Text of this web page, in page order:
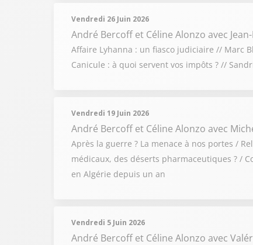
Vendredi 26 Juin 2026
André Bercoff et Céline Alonzo avec
Affaire Lyhanna : un fiasco judiciaire // Marc
Canicule : à quoi servent vos impôts ? //
Vendredi 19 Juin 2026
André Bercoff et Céline Alonzo avec
Après la guerre ? La menace à nos portes /
médicaux, des déserts pharmaceutiques ? /
en Algérie depuis un an
Vendredi 5 Juin 2026
André Bercoff et Céline Alonzo avec